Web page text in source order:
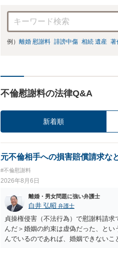
例） 離婚 慰謝料 誹謗中傷 相続 遺産 著
不倫慰謝料の法律Q&A
新着順
元不倫相手への損害賠償請求な
#不倫慰謝料
2026年8月6日
離婚・男女問題に強い弁護士
白井 弘昭 弁護士
貞操権侵害（不法行為）で慰謝料請
んだ＞婚姻の約束は虚偽だった、と
んでいるのであれば、婚姻できない